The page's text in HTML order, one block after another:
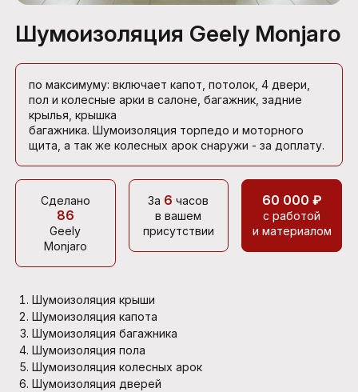
Шумоизоляция Geely Monjaro
по максимуму: включает капот, потолок, 4 двери,
пол и колесные арки в салоне, багажник, задние
крылья, крышка
багажника. Шумоизоляция торпедо и моторного
щита, а так же колесных арок снаружи - за доплату.
Сделано
86
Geely
Monjaro
За 6 часов
в вашем
присутствии
60 000 ₽
с работой
и материалом
Шумоизоляция крыши
Шумоизоляция капота
Шумоизоляция багажника
Шумоизоляция пола
Шумоизоляция колесных арок
Шумоизоляция дверей